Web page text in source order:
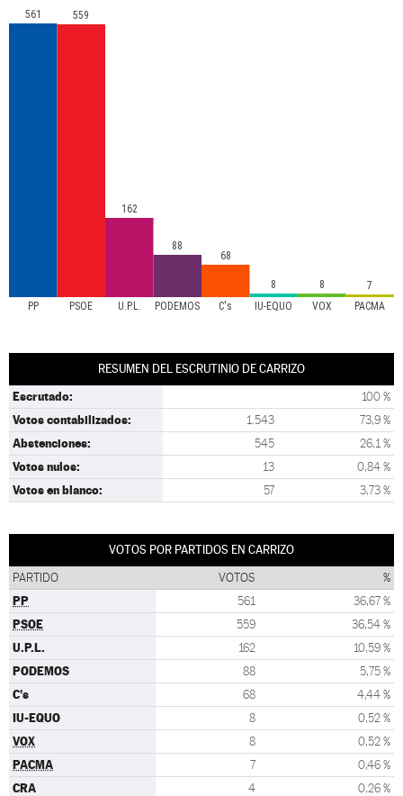
PP PSOE U.P.L. PODEMOS C's IU-EQUO VOX PACMA
561 559
162
88
68
8 8 7
RESUMEN DEL ESCRUTINIO DE CARRIZO
Escrutado: 100 %
Votos contabilizados: 1.543 73,9 %
Abstenciones: 545 26,1 %
Votos nulos: 13 0,84 %
Votos en blanco: 57 3,73 %
VOTOS POR PARTIDOS EN CARRIZO
PARTIDO VOTOS %
PP 561 36,67 %
PSOE 559 36,54 %
U.P.L. 162 10,59 %
PODEMOS 88 5,75 %
C's 68 4,44 %
IU-EQUO 8 0,52 %
VOX 8 0,52 %
PACMA 7 0,46 %
CRA 4 0,26 %